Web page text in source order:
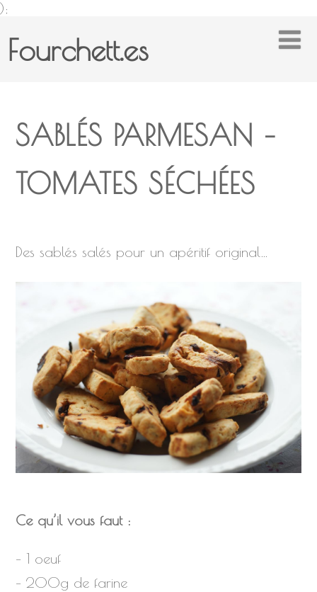
);
Fourchett.es
SABLÉS PARMESAN –
TOMATES SÉCHÉES
Des sablés salés pour un apéritif original…
Ce qu’il vous faut :
– 1 oeuf
– 200g de farine